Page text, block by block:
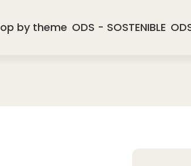
by theme ODS - SOSTENIBLE